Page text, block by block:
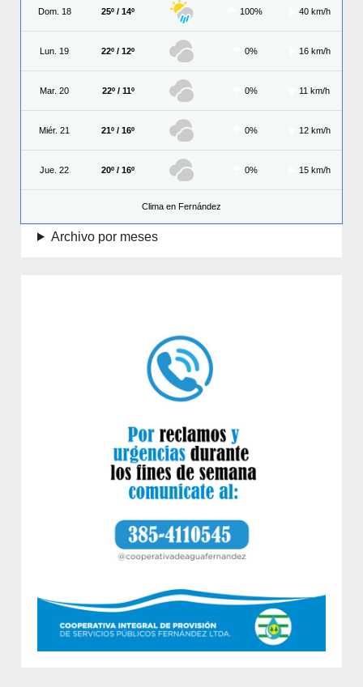
Dom. 18 25º / 14º 100% 40 km/h
Lun. 19 22º / 12º 0% 16 km/h
Mar. 20 22º / 11º 0% 11 km/h
Miér. 21 21º / 16º 0% 12 km/h
Jue. 22 20º / 16º 0% 15 km/h
Clima en Fernández
Archivo por meses